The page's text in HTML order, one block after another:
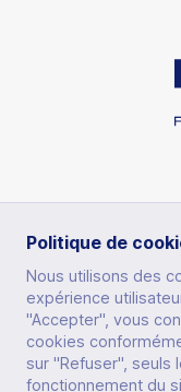
Politique de
Nous utilisons des
expérience
"Accepter", vous
cookies
sur "Refuser", seuls
fonctionnement du
RUBRIQUES
PRATIQUER
PERFORMER
AUTRES SITES